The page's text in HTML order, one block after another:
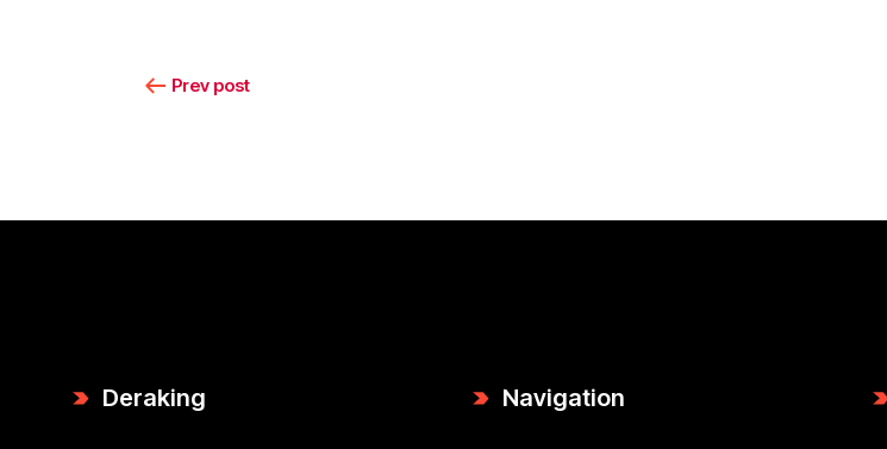
Prev post
Deraking Navigation